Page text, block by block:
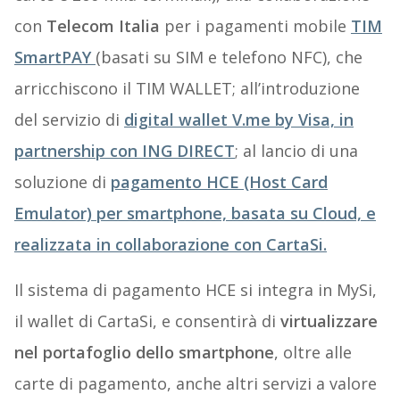
con Telecom Italia per i pagamenti mobile TIM
SmartPAY (basati su SIM e telefono NFC), che
arricchiscono il TIM WALLET; all’introduzione
del servizio di digital wallet V.me by Visa, in
partnership con ING DIRECT; al lancio di una
soluzione di pagamento HCE (Host Card
Emulator) per smartphone, basata su Cloud, e
realizzata in collaborazione con CartaSi.
Il sistema di pagamento HCE si integra in MySi,
il wallet di CartaSi, e consentirà di virtualizzare
nel portafoglio dello smartphone, oltre alle
carte di pagamento, anche altri servizi a valore